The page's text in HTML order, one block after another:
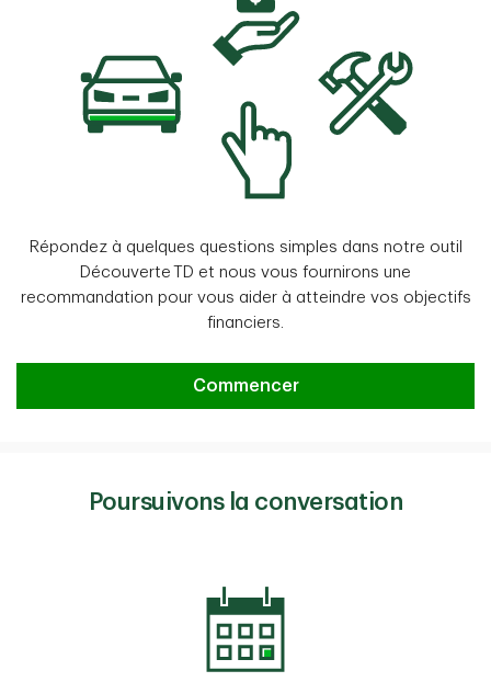
Répondez à quelques questions simples dans notre outil
Découverte TD et nous vous fournirons une
recommandation pour vous aider à atteindre vos objectifs
financiers.
Du rêve à la réalité
Commencer
Poursuivons la conversation